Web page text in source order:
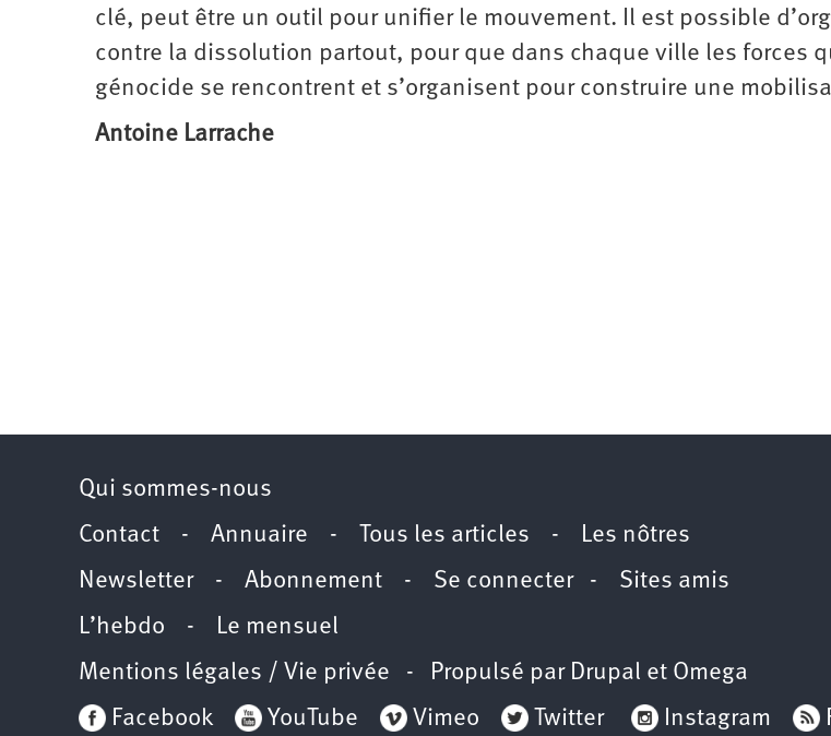
clé, peut être un outil pour unifier le mouvement. Il est possible
contre la dissolution partout, pour que dans chaque ville les forces
génocide se rencontrent et s’organisent pour construire une
Antoine Larrache
Qui sommes-nous
Contact - Annuaire - Tous les articles - Les nôtres
Newsletter- Abonnement - Se connecter- Sites amis
L’hebdo - Le mensuel
Mentions légales / Vie privée - Propulsé par Drupal et Omega
Facebook
YouTube Vimeo Twitter Instagram